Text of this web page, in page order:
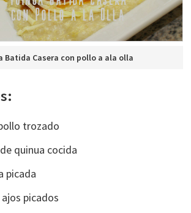
Batida Casera con pollo a ala olla
trozado
quinua cocida
picada
picados